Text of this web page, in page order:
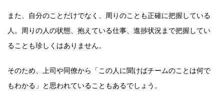
また、自分のことだけでなく、周りのことも正確に把握している
人。周りの人の状態、抱えている仕事、進捗状況まで把握してい
ることも珍しくはありません。
そのため、上司や同僚から「この人に聞けばチームのことは何で
もわかる」と思われていることもあるでしょう。